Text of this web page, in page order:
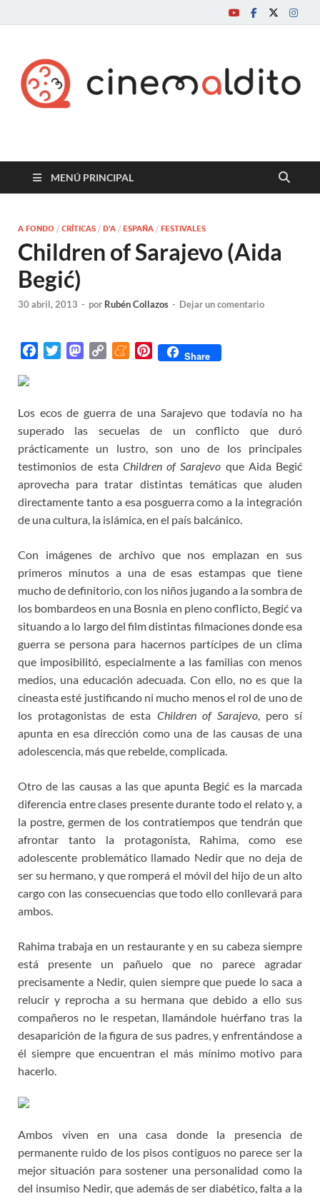
Cine maldito
MENÚ PRINCIPAL
A FONDO / CRÍTICAS / D'A / ESPAÑA / FESTIVALES
Children of Sarajevo (Aida
Begić)
30 abril, 2013 - por Rubén Collazos - Dejar un comentario
b
o
o
k
t
e
r
M
o
d
o
n
L
i
n
k
M
a
m
e
P
e
r
e
s
t
Share
Los ecos de guerra de una Sarajevo que todavía no ha
superado las secuelas de un conflicto que duró
prácticamente un lustro, son uno de los principales
testimonios de esta Children of Sarajevo que Aida Begić
aprovecha para tratar distintas temáticas que aluden
directamente tanto a esa posguerra como a la integración
de una cultura, la islámica, en el país balcánico.
Con imágenes de archivo que nos emplazan en sus
primeros minutos a una de esas estampas que tiene
mucho de definitorio, con los niños jugando a la sombra de
los bombardeos en una Bosnia en pleno conflicto, Begić va
situando a lo largo del film distintas filmaciones donde esa
guerra se persona para hacernos partícipes de un clima
que imposibilitó, especialmente a las familias con menos
medios, una educación adecuada. Con ello, no es que la
cineasta esté justificando ni mucho menos el rol de uno de
los protagonistas de esta Children of Sarajevo, pero sí
apunta en esa dirección como una de las causas de una
adolescencia, más que rebelde, complicada.
Otro de las causas a las que apunta Begić es la marcada
diferencia entre clases presente durante todo el relato y, a
la postre, germen de los contratiempos que tendrán que
afrontar tanto la protagonista, Rahima, como ese
adolescente problemático llamado Nedir que no deja de
ser su hermano, y que romperá el móvil del hijo de un alto
cargo con las consecuencias que todo ello conllevará para
ambos.
Rahima trabaja en un restaurante y en su cabeza siempre
está presente un pañuelo que no parece agradar
precisamente a Nedir, quien siempre que puede lo saca a
relucir y reprocha a su hermana que debido a ello sus
compañeros no le respetan, llamándole huérfano tras la
desaparición de la figura de sus padres, y enfrentándose a
él siempre que encuentran el más mínimo motivo para
hacerlo.
Ambos viven en una casa donde la presencia de
permanente ruido de los pisos contiguos no parece ser la
mejor situación para sostener una personalidad como la
del insumiso Nedir, que además de ser diabético, falta a la